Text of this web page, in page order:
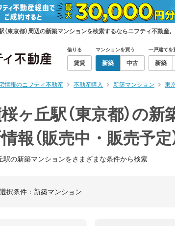
（東京都）周辺の新築マンションを検索するならニフティ不動産
借りる
賃貸
マンションを買う
新築 中古
一戸建てを
新築
情報のニフティ不動産 不動産購入 新築マンション 東
ヶ丘駅（東京都）の
報（販売中・販売予定
駅の新築マンションをさまざまな条件から検索
択条件： 新築マンション